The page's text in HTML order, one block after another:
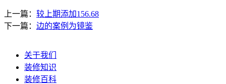
上一篇： 较上期添加156.68
下一篇： 边的案例为镜鉴
关于我们
装修知识
装修百科